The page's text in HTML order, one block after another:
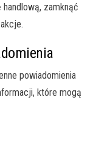
zamknąć
powiadomienia
które mogą